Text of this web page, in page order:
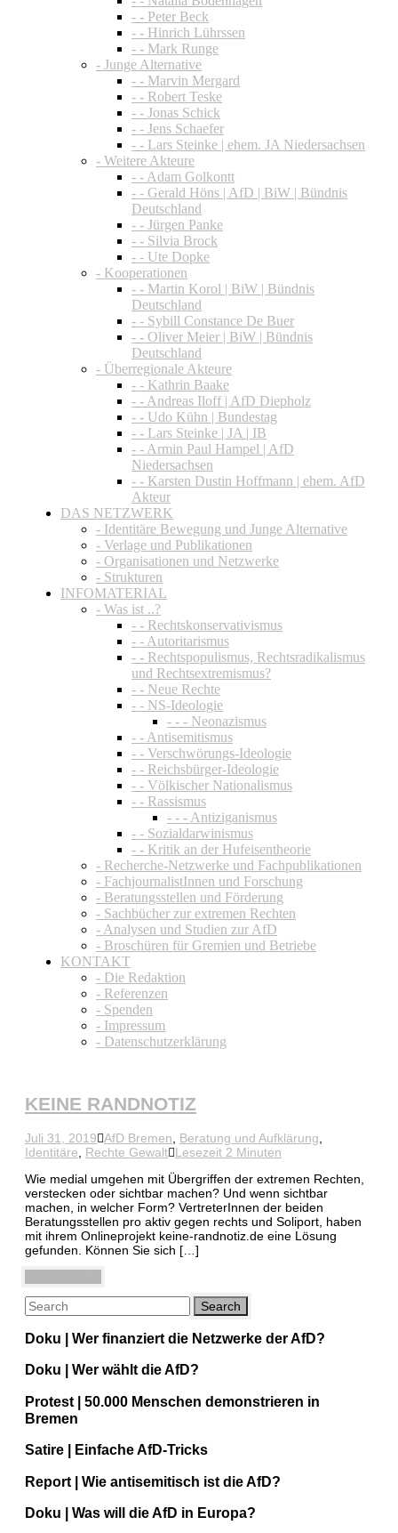
- - Peter Beck
- - Hinrich Lührssen
- - Mark Runge
- Junge Alternative
- - Marvin Mergard
- - Robert Teske
- - Jonas Schick
- - Jens Schaefer
- - Lars Steinke | ehem. JA Niedersachsen
- Weitere Akteure
- - Adam Golkontt
- - Gerald Höns | AfD | BiW | Bündnis
Deutschland
- - Jürgen Panke
- - Silvia Brock
- - Ute Dopke
- Kooperationen
- - Martin Korol | BiW | Bündnis
Deutschland
- - Sybill Constance De Buer
- - Oliver Meier | BiW | Bündnis
Deutschland
- Überregionale Akteure
- - Kathrin Baake
- - Andreas Iloff | AfD Diepholz
- - Udo Kühn | Bundestag
- - Lars Steinke | JA | IB
- - Armin Paul Hampel | AfD
Niedersachsen
- - Karsten Dustin Hoffmann | ehem. AfD
Akteur
DAS NETZWERK
- Identitäre Bewegung und Junge Alternative
- Verlage und Publikationen
- Organisationen und Netzwerke
- Strukturen
INFOMATERIAL
- Was ist ..?
- - Rechtskonservativismus
- - Autoritarismus
- - Rechtspopulismus, Rechtsradikalismus
und Rechtsextremismus?
- - Neue Rechte
- - NS-Ideologie
- - - Neonazismus
- - Antisemitismus
- - Verschwörungs-Ideologie
- - Reichsbürger-Ideologie
- - Völkischer Nationalismus
- - Rassismus
- - - Antiziganismus
- - Sozialdarwinismus
- - Kritik an der Hufeisentheorie
- Recherche-Netzwerke und Fachpublikationen
- FachjournalistInnen und Forschung
- Beratungsstellen und Förderung
- Sachbücher zur extremen Rechten
- Analysen und Studien zur AfD
- Broschüren für Gremien und Betriebe
KONTAKT
- Die Redaktion
- Referenzen
- Spenden
- Impressum
- Datenschutzerklärung
KEINE RANDNOTIZ
Juli 31, 2019 AfD Bremen Beratung und Aufklärung
Identitäre
Rechte Gewalt Lesezeit 2 Minuten
Wie medial umgehen mit Übergriffen der extremen Rechten,
verstecken oder sichtbar machen? Und wenn sichtbar
machen, in welcher Form? VertreterInnen der beiden
Beratungsstellen pro aktiv gegen rechts und Soliport, haben
mit ihrem Onlineprojekt keine-randnotiz.de eine Lösung
gefunden. Können Sie sich […]
Doku | Wer finanziert die Netzwerke der AfD?
Doku | Wer wählt die AfD?
Protest | 50.000 Menschen demonstrieren in
Bremen
Satire | Einfache AfD-Tricks
Report | Wie antisemitisch ist die AfD?
Doku | Was will die AfD in Europa?